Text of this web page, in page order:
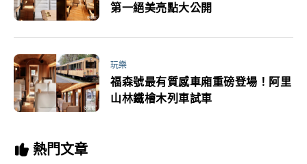
第一絕美亮點大公開
玩樂
福森號最有質感車廂重磅登場！阿里
山林鐵檜木列車試車
熱門文章